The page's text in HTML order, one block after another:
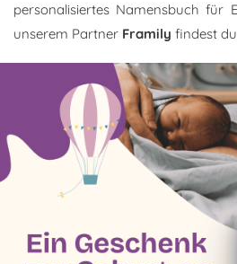
personalisiertes Namensbuch für
unserem Partner Framily findest